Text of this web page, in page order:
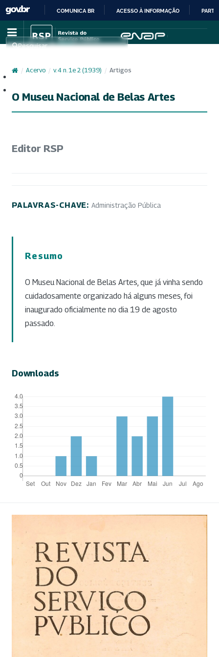
IR
PARA
CONTEÚDO
COMUNICA BR ACESSO À INFORMAÇÃO
Pesquisar
/ Acervo / v. 4 n. 1e 2 (1939) / Artigos
O Museu Nacional de Belas Artes
Editor RSP
PALAVRAS-CHAVE: Administração Pública
Resumo
O Museu Nacional de Belas Artes, que já vinha sendo
cuidadosamente organizado há alguns meses, foi
inaugurado oficialmente no dia 19 de agosto
passado.
Downloads